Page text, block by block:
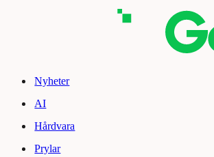
Nyheter
AI
Hårdvara
Prylar